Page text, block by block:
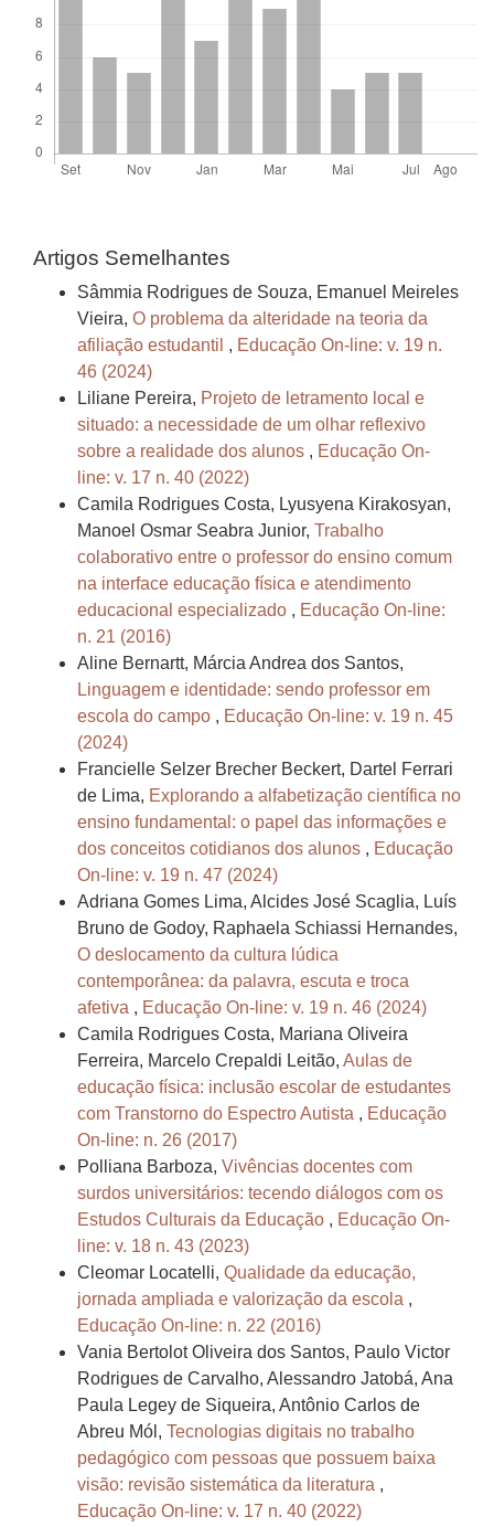
Artigos Semelhantes
Sâmmia Rodrigues de Souza, Emanuel Meireles
Vieira, O problema da alteridade na teoria da
afiliação estudantil , Educação On-line: v. 19 n.
46 (2024)
Liliane Pereira, Projeto de letramento local e
situado: a necessidade de um olhar reflexivo
sobre a realidade dos alunos , Educação On-
line: v. 17 n. 40 (2022)
Camila Rodrigues Costa, Lyusyena Kirakosyan,
Manoel Osmar Seabra Junior, Trabalho
colaborativo entre o professor do ensino comum
na interface educação física e atendimento
educacional especializado , Educação On-line:
n. 21 (2016)
Aline Bernartt, Márcia Andrea dos Santos,
Linguagem e identidade: sendo professor em
escola do campo , Educação On-line: v. 19 n. 45
(2024)
Francielle Selzer Brecher Beckert, Dartel Ferrari
de Lima, Explorando a alfabetização científica no
ensino fundamental: o papel das informações e
dos conceitos cotidianos dos alunos , Educação
On-line: v. 19 n. 47 (2024)
Adriana Gomes Lima, Alcides José Scaglia, Luís
Bruno de Godoy, Raphaela Schiassi Hernandes,
O deslocamento da cultura lúdica
contemporânea: da palavra, escuta e troca
afetiva , Educação On-line: v. 19 n. 46 (2024)
Camila Rodrigues Costa, Mariana Oliveira
Ferreira, Marcelo Crepaldi Leitão, Aulas de
educação física: inclusão escolar de estudantes
com Transtorno do Espectro Autista , Educação
On-line: n. 26 (2017)
Polliana Barboza, Vivências docentes com
surdos universitários: tecendo diálogos com os
Estudos Culturais da Educação , Educação On-
line: v. 18 n. 43 (2023)
Cleomar Locatelli, Qualidade da educação,
jornada ampliada e valorização da escola ,
Educação On-line: n. 22 (2016)
Vania Bertolot Oliveira dos Santos, Paulo Victor
Rodrigues de Carvalho, Alessandro Jatobá, Ana
Paula Legey de Siqueira, Antônio Carlos de
Abreu Mól, Tecnologias digitais no trabalho
pedagógico com pessoas que possuem baixa
visão: revisão sistemática da literatura ,
Educação On-line: v. 17 n. 40 (2022)